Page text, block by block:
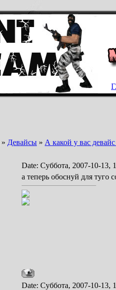
» Девайсы » А какой у вас девайс
Date: Суббота, 2007-10-13,
а теперь обоснуй для
Date: Суббота, 2007-10-13,